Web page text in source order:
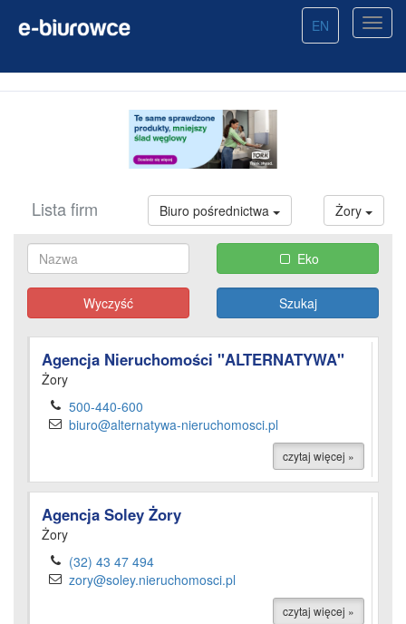
EN
Lista firm Biuro pośrednictwa Żory
Eko
Wyczyść
Agencja Nieruchomości "ALTERNATYWA"
Żory
500-440-600
biuro@alternatywa-nieruchomosci.pl
czytaj więcej »
Agencja Soley Żory
Żory
(32) 43 47 494
zory@soley.nieruchomosci.pl
czytaj więcej »